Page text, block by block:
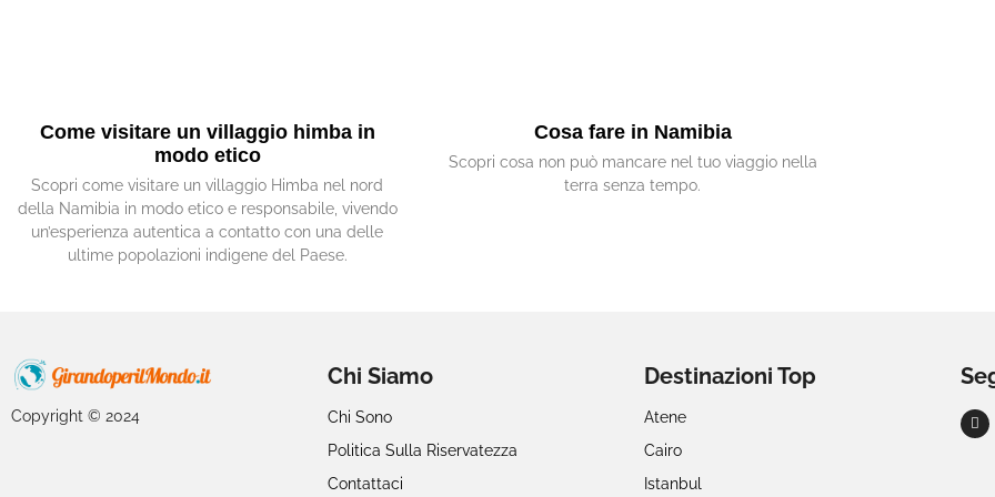
Come visitare un villaggio himba in
modo etico
Scopri come visitare un villaggio Himba nel nord
della Namibia in modo etico e responsabile, vivendo
un’esperienza autentica a contatto con una delle
ultime popolazioni indigene del Paese.
Cosa fare in Namibia
Scopri cosa non può mancare nel tuo viaggio nella
terra senza tempo.
Copyright © 2024
Chi Siamo
Chi Sono
Politica Sulla Riservatezza
Contattaci
Destinazioni Top
Atene
Cairo
Istanbul